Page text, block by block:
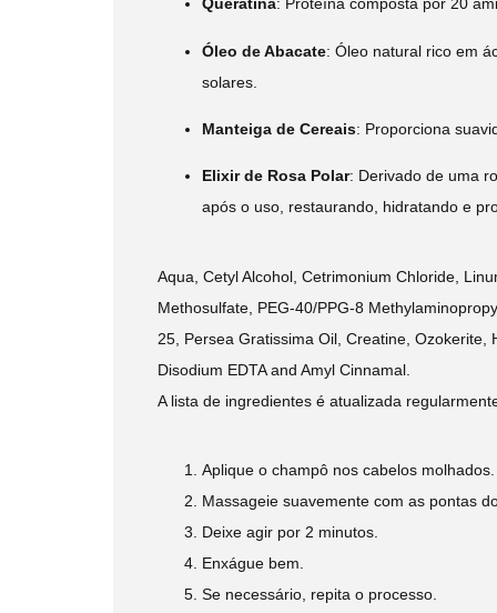
Óleo de Abacate: Óleo natural rico em
solares.
Manteiga de Cereais: Proporciona
Elixir de Rosa Polar: Derivado de uma
após o uso, restaurando, hidratando e
Aqua, Cetyl Alcohol, Cetrimonium Chloride,
Methosulfate, PEG-40/PPG-8
25, Persea Gratissima Oil, Creatine, Ozokerite,
Disodium EDTA and Amyl Cinnamal.​
A lista de ingredientes é atualizada
Aplique o champô nos cabelos molhados.
Massageie suavemente com as pontas
Deixe agir por 2 minutos.
Enxágue bem.
Se necessário, repita o processo.